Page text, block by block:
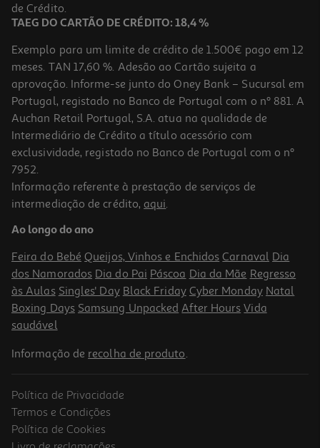
de Crédito.
TAEG DO CARTÃO DE CRÉDITO: 18,4 %
Exemplo para um limite de crédito de 1.500€ pago em 12
meses. TAN 17,60 %. Adesão ao Cartão sujeita a
aprovação. Informe-se junto do Oney Bank – Sucursal em
Portugal, registado no Banco de Portugal com o nº 881. A
Auchan Retail Portugal, S.A. atua na qualidade de
Intermediário de Crédito a título acessório com
exclusividade, registado no Banco de Portugal com o nº
7952.
Informação referente à prestação de serviços de
intermediação de crédito, aqui.
Ao longo do ano
Feira do Bebé Queijos, Vinhos e Enchidos Carnaval Dia
dos Namorados Dia do Pai Páscoa Dia da Mãe Regresso
às Aulas Singles' Day Black Friday Cyber Monday Natal
Boxing Days Samsung Unpacked After Hours Vida
saudável
Informação de recolha de produto.
Política de Privacidade
Termos e Condições
Política de Cookies